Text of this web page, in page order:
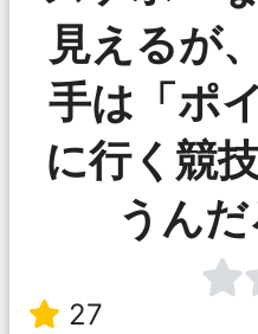
見えるが
手は「ポ
に行く競
うん
27